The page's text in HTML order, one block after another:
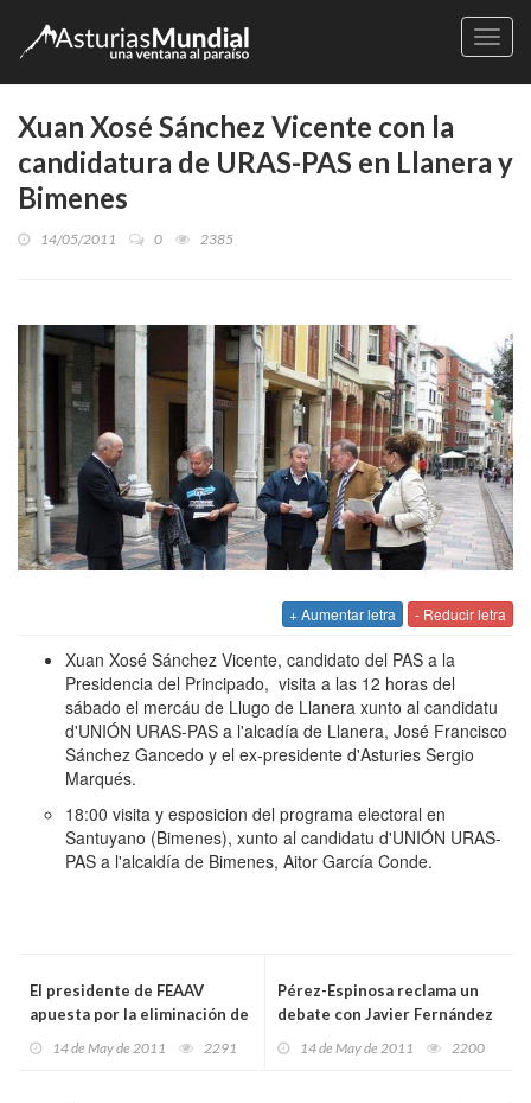
Xuan Xosé Sánchez Vicente con la
candidatura de URAS-PAS en Llanera y
Bimenes
14/05/2011 0 2385
+ Aumentar letra - Reducir letra
Xuan Xosé Sánchez Vicente, candidato del PAS a la
Presidencia del Principado, visita a las 12 horas del
sábado el mercáu de Llugo de Llanera xunto al candidatu
d'UNIÓN URAS-PAS a l'alcadía de Llanera, José Francisco
Sánchez Gancedo y el ex-presidente d'Asturies Sergio
Marqués.
18:00 visita y esposicion del programa electoral en
Santuyano (Bimenes), xunto al candidatu d'UNIÓN URAS-
PAS a l'alcaldía de Bimenes, Aitor García Conde.
El presidente de FEAAV
apuesta por la eliminación de
14 de May de 2011 2291
Pérez-Espinosa reclama un
debate con Javier Fernández
14 de May de 2011 2200